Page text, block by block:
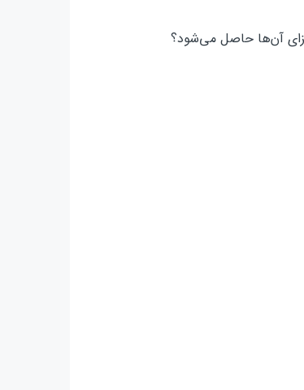
آن‌ها حاصل می‌شود؟